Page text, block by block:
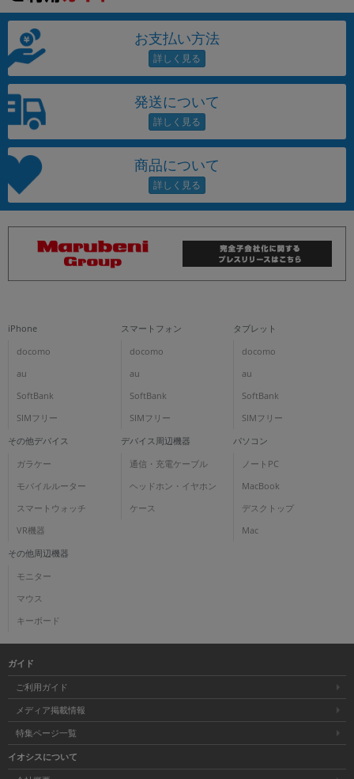
お支払い方法
発送について
商品について
iPhone
docomo
au
SoftBank
SIMフリー
スマートフォン
docomo
au
SoftBank
SIMフリー
タブレット
docomo
au
SoftBank
SIMフリー
その他デバイス
ガラケー
モバイルルーター
スマートウォッチ
VR機器
デバイス周辺機器
通信・充電ケーブル
ヘッドホン・イヤホン
ケース
パソコン
ノートPC
MacBook
デスクトップ
Mac
その他周辺機器
モニター
マウス
キーボード
ガイド
ご利用ガイド
メディア掲載情報
特集ページ一覧
イオシスについて